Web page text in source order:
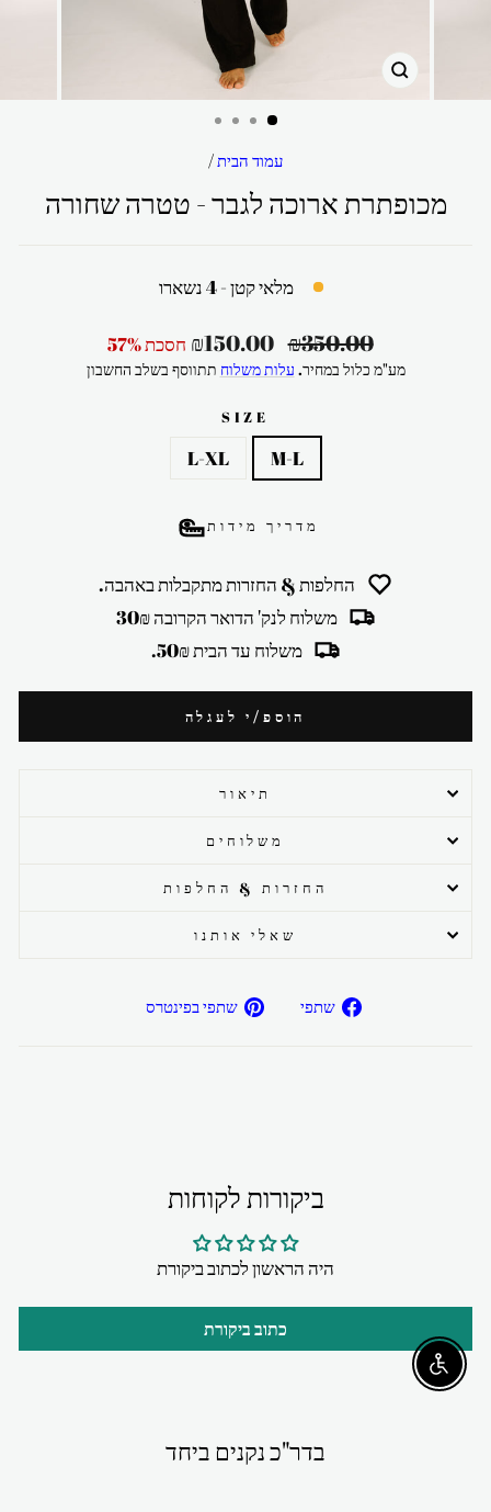
עמוד הבית/
מכופתרת ארוכה לגבר - טטרה שחורה
מלאי קטן - 4 נשארו
מחיר
רגיל
₪350.00 מחיר
מבצע
₪150.00 חסכת 57%
מע"מ כלול במחיר. עלות משלוח תתווסף בשלב החשבון
SIZE
M-L
L-XL
מדריך מידות
החלפות & החזרות מתקבלות באהבה.
משלוח לנק' הדואר הקרובה 30₪
משלוח עד הבית 50₪.
הוספ/י לעגלה
תיאור
משלוחים
החזרות & החלפות
שאלי אותנו
שתפי
שתפ/י שתפי בפינטרס
ביקורות לקוחות
היה הראשון לכתוב ביקורת
כתוב ביקורת
בדר"כ נקנים ביחד
Enable accessibility